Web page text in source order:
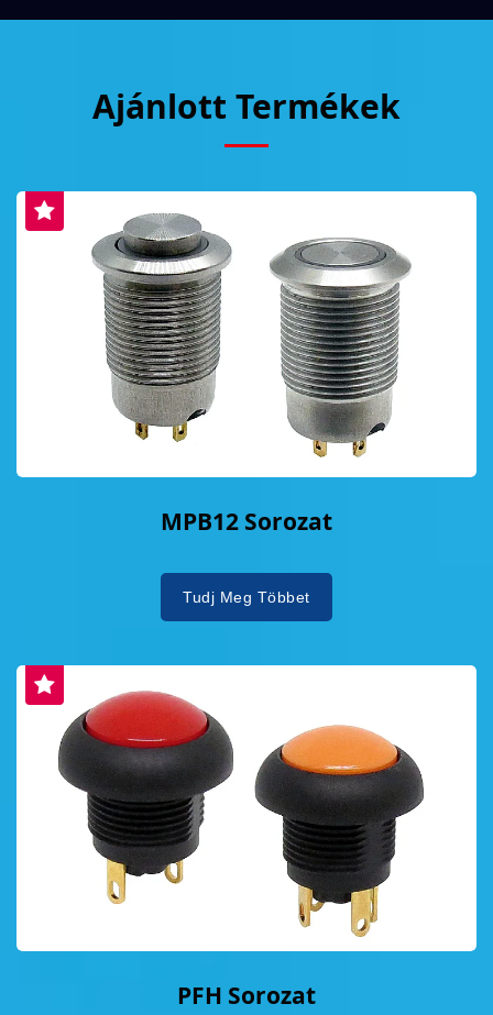
Ajánlott Termékek
MPB12 Sorozat
Tudj Meg Többet
PFH Sorozat